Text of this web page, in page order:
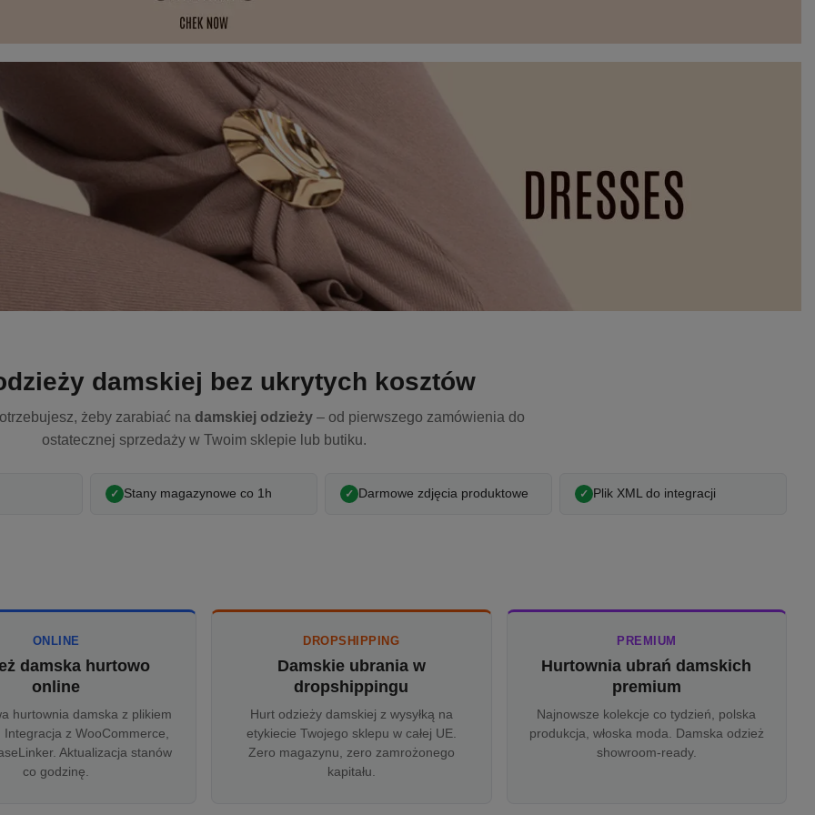
damskiej bez ukrytych kosztów
żeby zarabiać na damskiej odzieży – od pierwszego zamówienia do
ostatecznej sprzedaży w Twoim sklepie lub butiku.
Stany magazynowe co 1h Darmowe zdjęcia produktowe Plik XML do integracji
ONLINE
damska hurtowo
online
hurtownia damska z plikiem
Integracja z WooCommerce,
Aktualizacja stanów
co godzinę.
DROPSHIPPING
Damskie ubrania w
dropshippingu
Hurt odzieży damskiej z wysyłką na
etykiecie Twojego sklepu w całej UE.
Zero magazynu, zero zamrożonego
kapitału.
PREMIUM
Hurtownia ubrań damskich
premium
Najnowsze kolekcje co tydzień, polska
produkcja, włoska moda. Damska odzież
showroom-ready.